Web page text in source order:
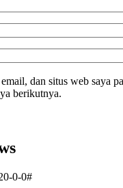
dan situs web saya
berikutnya.
0-0#